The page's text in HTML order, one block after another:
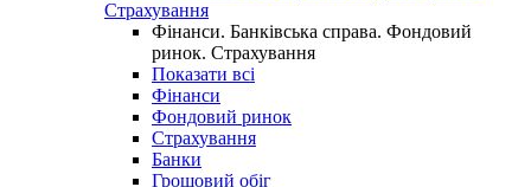
Страхування
Фінанси. Банківська справа. Фондовий
ринок. Страхування
Показати всі
Фінанси
Фондовий ринок
Страхування
Банки
Грошовий обіг